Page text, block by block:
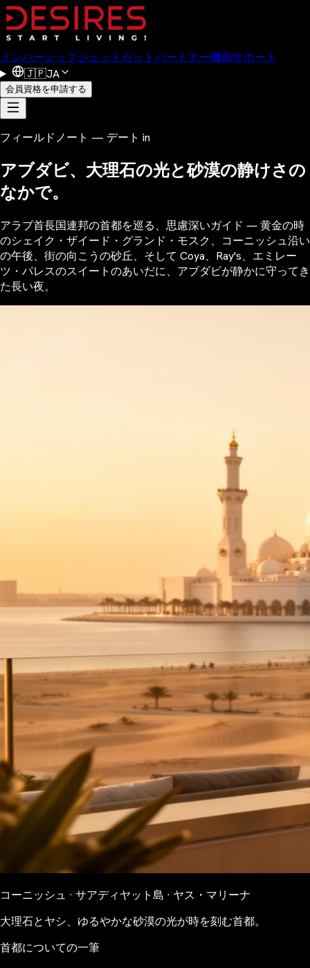
メンバーシップジェットセットパートナー機能サポート
🇯🇵JA
会員資格を申請する
フィールドノート — デート in
アブダビ、大理石の光と砂漠の静けさの
なかで。
アラブ首長国連邦の首都を巡る、思慮深いガイド ― 黄金の時
のシェイク・ザイード・グランド・モスク、コーニッシュ沿い
の午後、街の向こうの砂丘、そして Coya、Ray's、エミレー
ツ・パレスのスイートのあいだに、アブダビが静かに守ってき
た長い夜。
コーニッシュ · サアディヤット島 · ヤス・マリーナ
大理石とヤシ、ゆるやかな砂漠の光が時を刻む首都。
首都についての一筆